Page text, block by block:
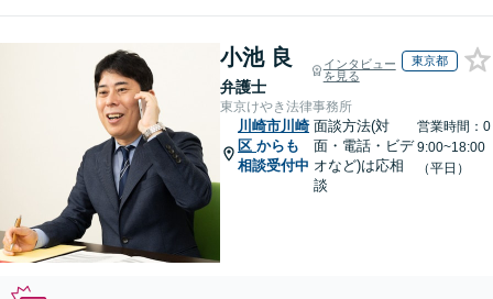
小池 良
弁護士
インタビュー
を見る
東京都
東京けやき法律事務所
川崎市川崎
区 からも
相談受付中
面談方法(対
面・電話・ビデ
オなど)は応相
談
営業時間：0
9:00~18:00
（平日）